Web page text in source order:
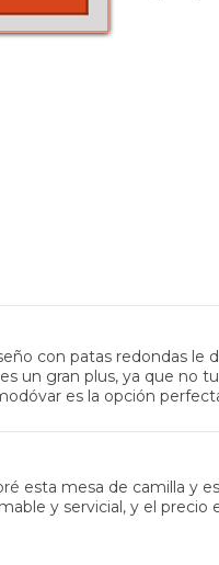
con patas redondas le
un gran plus, ya que no
es la opción
esta mesa de camilla y
y servicial, y el precio